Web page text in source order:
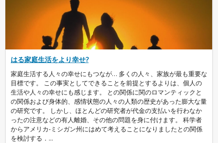
はる家庭生活をより幸せ?
家庭生活する人々の幸せにもつなが… 多くの人々、家族が最も重要な
目標です。 この事実としてできることを前提とするよりは、個人の
生活や人々の幸せにも感じます。 との関係に関のロマンティックと
の関係および身体的、感情状態の人々の人類の歴史があった膨大な量
の研究です。 しかし、ほとんどの研究者が代金の支払いを行わなか
ったの注意などの有人離婚、その他の問題を身に付けます。 科学者
からアメリカ-ミシガン州にはめて考えることになりましたとの関係
を検討する．...